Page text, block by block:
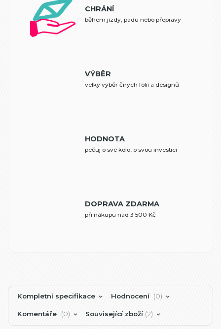
CHRÁNÍ
během jízdy, pádu nebo přepravy
VÝBĚR
velký výběr čirých fólií a designů
HODNOTA
pečuj o své kolo, o svou investici
DOPRAVA ZDARMA
při nákupu nad 3 500 Kč
Kompletní specifikace Hodnocení 0
Komentáře 0 Související zboží 2